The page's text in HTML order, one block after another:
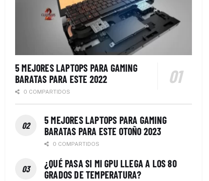
5 MEJORES LAPTOPS PARA GAMING
BARATAS PARA ESTE 2022
0 COMPARTIDOS
5 MEJORES LAPTOPS PARA GAMING
BARATAS PARA ESTE OTOÑO 2023
0 COMPARTIDOS
¿QUÉ PASA SI MI GPU LLEGA A LOS 80
GRADOS DE TEMPERATURA?